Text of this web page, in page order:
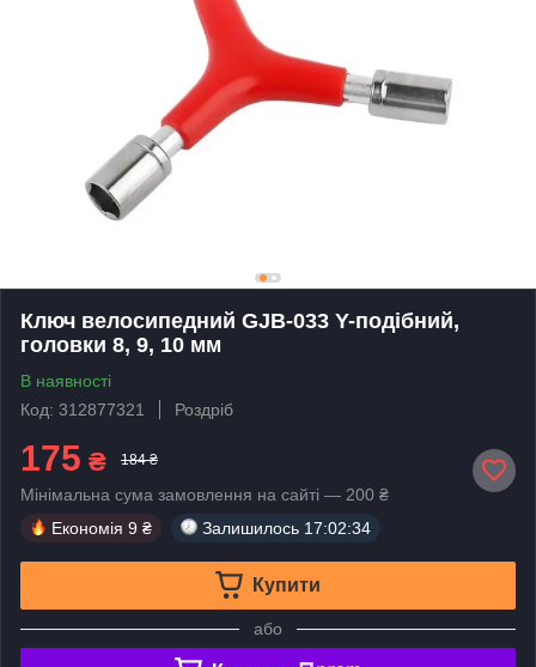
Ключ велосипедний GJB-033 Y-подібний,
головки 8, 9, 10 мм
В наявності
Код: 312877321
Роздріб
175 ₴ 184 ₴
Мінімальна сума замовлення на сайті — 200 ₴
Економія 9 ₴ Залишилось 17:02:34
Купити
або